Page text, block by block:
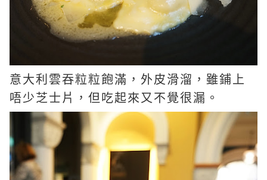
意大利雲吞粒粒飽滿，外皮滑溜，雖鋪上
唔少芝士片，但吃起來又不覺很漏。